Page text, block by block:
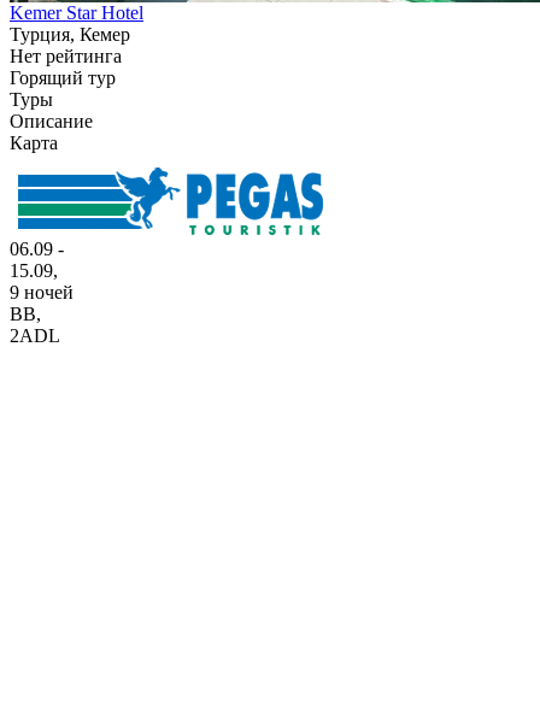
Kemer Star Hotel
Турция, Кемер
Нет рейтинга
Горящий тур
Туры
Описание
Карта
06.09 -
15.09,
9 ночей
BB,
2ADL